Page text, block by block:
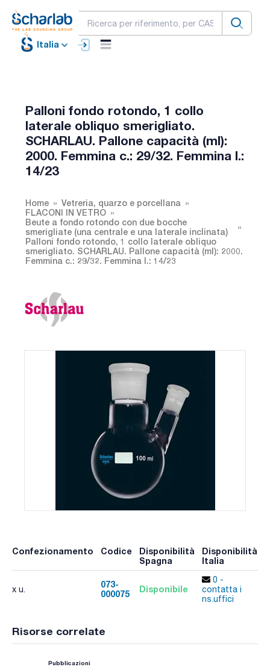
Italia
Palloni fondo rotondo, 1 collo
laterale obliquo smerigliato.
SCHARLAU. Pallone capacità (ml):
2000. Femmina c.: 29/32. Femmina l.:
14/23
Home
Vetreria, quarzo e porcellana
FLACONI IN VETRO
Beute a fondo rotondo con due bocche
smerigliate (una centrale e una laterale inclinata)
Palloni fondo rotondo, 1 collo laterale obliquo
smerigliato. SCHARLAU. Pallone capacità (ml): 2000.
Femmina c.: 29/32. Femmina l.: 14/23
Confezionamento Codice
Disponibilità
Spagna
Disponibilità
Italia
x u.
073-
000075
Disponibile
0 -
contatta i
ns.uffici
Risorse correlate
Pubblicazioni